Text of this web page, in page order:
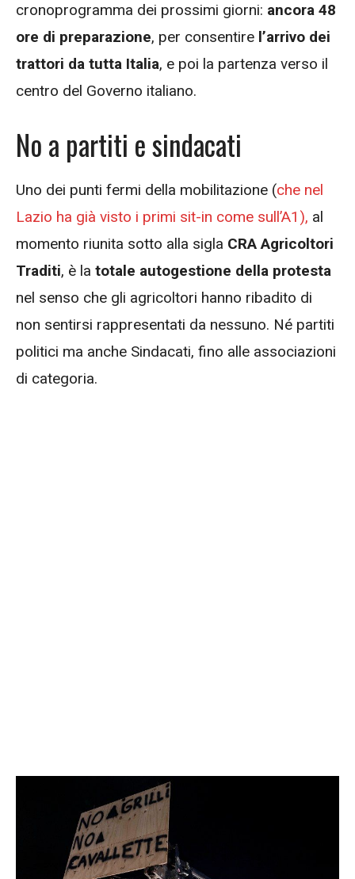
cronoprogramma dei prossimi giorni: ancora 48
ore di preparazione, per consentire l’arrivo dei
trattori da tutta Italia, e poi la partenza verso il
centro del Governo italiano.
No a partiti e sindacati
Uno dei punti fermi della mobilitazione (che nel
Lazio ha già visto i primi sit-in come sull’A1), al
momento riunita sotto alla sigla CRA Agricoltori
Traditi, è la totale autogestione della protesta
nel senso che gli agricoltori hanno ribadito di
non sentirsi rappresentati da nessuno. Né partiti
politici ma anche Sindacati, fino alle associazioni
di categoria.